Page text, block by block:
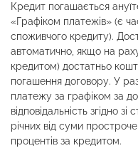
Кредит погашається
«Графіком платежів» (є
споживчого кредиту).
автоматично, якщо на
кредитом) достатньо
погашення договору. У
платежу за графіком за
відповідальність згідно
річних від суми
процентів за кредитом.